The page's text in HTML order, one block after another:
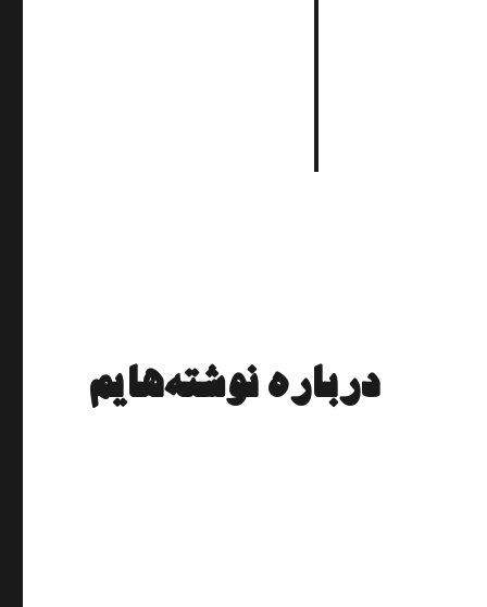
درﺑﺎره ﻧوﺷﺘﻪﻫﺎﻳم